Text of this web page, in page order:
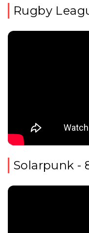
Rugby
Solarpunk -